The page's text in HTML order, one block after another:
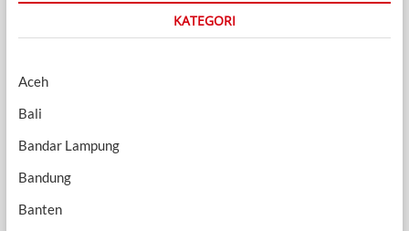
KATEGORI
Aceh
Bali
Bandar Lampung
Bandung
Banten